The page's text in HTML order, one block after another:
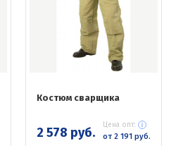
Костюм сварщика
2 578 руб. Цена опт:
от 2 191 руб.